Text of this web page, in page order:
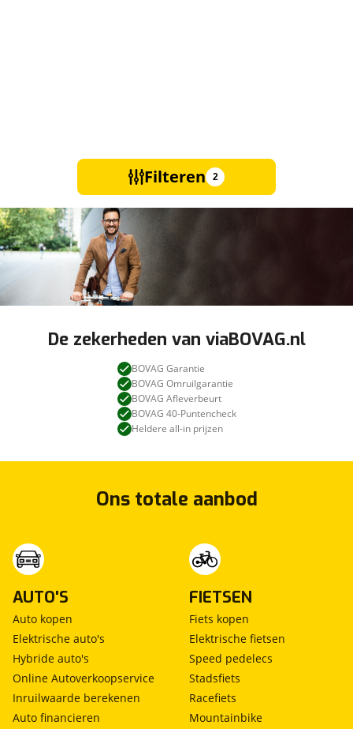
Filteren 2
De zekerheden van viaBOVAG.nl
BOVAG Garantie
BOVAG Omruilgarantie
BOVAG Afleverbeurt
BOVAG 40-Puntencheck
Heldere all-in prijzen
Ons totale aanbod
AUTO'S
Auto kopen
Elektrische auto's
Hybride auto's
Online Autoverkoopservice
Inruilwaarde berekenen
Auto financieren
FIETSEN
Fiets kopen
Elektrische fietsen
Speed pedelecs
Stadsfiets
Racefiets
Mountainbike